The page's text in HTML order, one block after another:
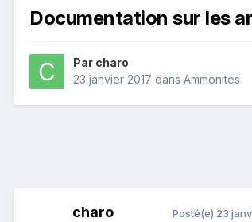
Documentation sur les
Par charo
23 janvier 2017 dans Ammonites
charo Posté(e) 23